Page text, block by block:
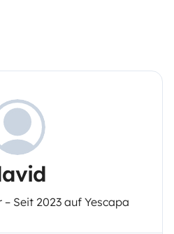
Seit 2023 auf Yescapa